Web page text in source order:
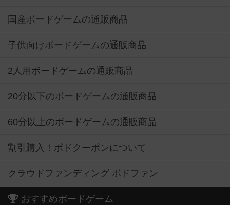
国産ボードゲームの通販商品
子供向けボードゲームの通販商品
2人用ボードゲームの通販商品
20分以下のボードゲームの通販商品
60分以上のボードゲームの通販商品
割引購入！ボドクーポンについて
クラウドファンディング ボドファン
おすすめボードゲーム